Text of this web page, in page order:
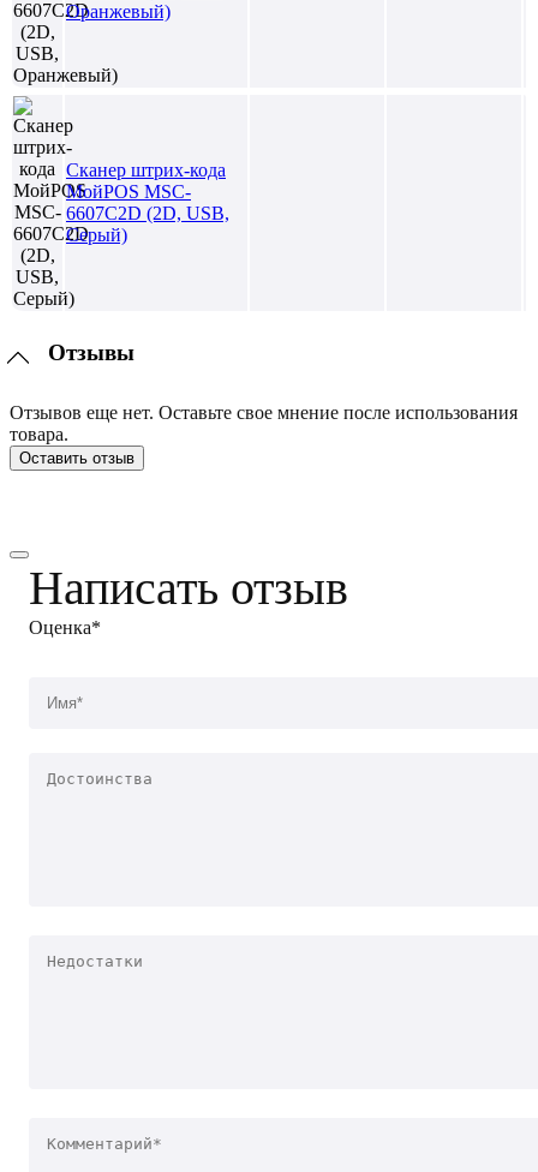
Оранжевый)
Сканер штрих-кода
МойPOS MSC-
6607C2D (2D, USB,
Серый)
Отзывы
Отзывов еще нет. Оставьте свое мнение после использования
товара.
Оставить отзыв
Написать отзыв
Оценка*